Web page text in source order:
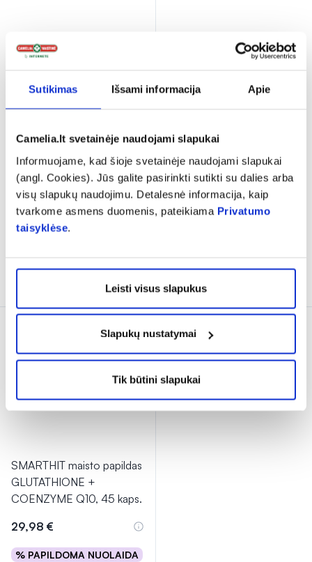
Sutikimas Išsami informacija Apie
Camelia.lt svetainėje naudojami slapukai
Informuojame, kad šioje svetainėje naudojami slapukai
(angl. Cookies). Jūs galite pasirinkti sutikti su dalies arba
visų slapukų naudojimu. Detalesnė informacija, kaip
tvarkome asmens duomenis, pateikiama Privatumo
taisyklėse.
Leisti visus slapukus
Slapukų nustatymai
Tik būtini slapukai
IV LACTOFERRIN, 100 ml
Įvertinimas 5.0 iš 5
24,69 €
SMARTHIT maisto papildas
IV CURCUMIN + BETA
GLUCAN, 60 kaps.
34,98 €
SMARTHIT maisto papildas
GLUTATHIONE +
COENZYME Q10, 45 kaps.
29,98 €
% PAPILDOMA NUOLAIDA